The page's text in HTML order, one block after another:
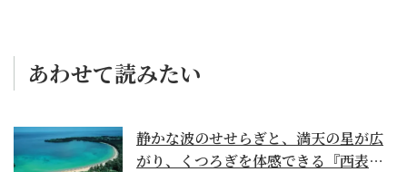
あわせて読みたい
静かな波のせせらぎと、満天の星が広
がり、くつろぎを体感できる『西表島